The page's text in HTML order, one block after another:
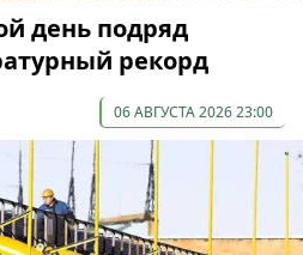
день подряд
рекорд
06 АВГУСТА 2026 23:00